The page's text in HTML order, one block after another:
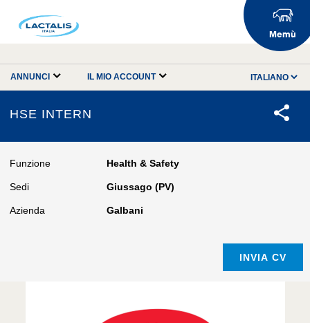
Memù
ANNUNCI IL MIO ACCOUNT
HSE INTERN
Funzione Health & Safety
Sedi Giussago (PV)
Azienda Galbani